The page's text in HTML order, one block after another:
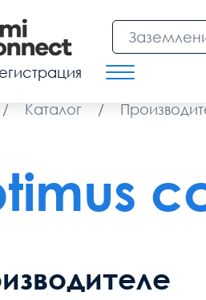
/ Каталог /